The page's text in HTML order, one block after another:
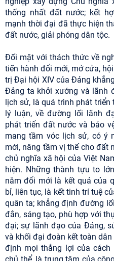
thống nhất đất nước; kết
mạnh thời đại đã thực hiện
đất nước, giải phóng dân tộc.
Đối mặt với thách thức về
tiến hành đổi mới, mở cửa,
trị Đại hội XIV của Đảng
Đảng ta khởi xướng và lãnh
lịch sử, là quá trình phát
lý luận, về đường lối lãnh
phát triển đất nước và bảo
mang tầm vóc lịch sử, có ý
mới, nâng tầm vị thế cho đất
chủ nghĩa xã hội của Việt
hiện. Những thành tựu to
năm đổi mới là kết quả của
bỉ, liên tục, là kết tinh trí tuệ
quân ta; khẳng định đường
đắn, sáng tạo, phù hợp với
đại; sự lãnh đạo của Đảng,
và khối đại đoàn kết toàn
định mọi thắng lợi của cách